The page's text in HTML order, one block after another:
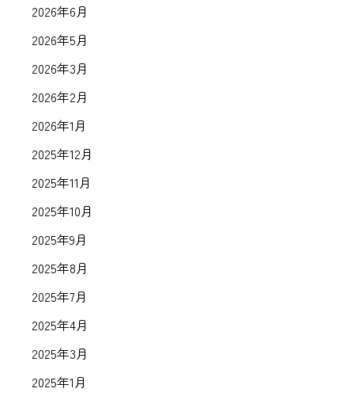
2026年6月
2026年5月
2026年3月
2026年2月
2026年1月
2025年12月
2025年11月
2025年10月
2025年9月
2025年8月
2025年7月
2025年4月
2025年3月
2025年1月